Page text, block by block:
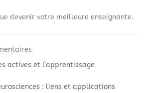
devenir votre meilleure enseignante.
actives et l’apprentissage
: liens et applications